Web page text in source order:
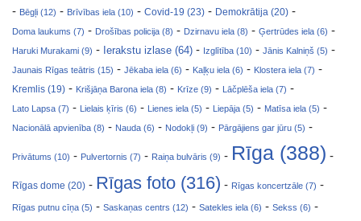
- Bēgļi (12) - Brīvības iela (10) - Covid-19 (23) - Demokrātija (20) -
Doma laukums (7) - Drošības policija (8) - Dzirnavu iela (8) - Ģertrūdes iela (6) -
Haruki Murakami (9) - Ierakstu izlase (64) - Izglītība (10) - Jānis Kalniņš (5) -
Jaunais Rīgas teātris (15) - Jēkaba iela (6) - Kaļķu iela (6) - Klostera iela (7) -
Kremlis (19) - Krišjāņa Barona iela (8) - Krīze (9) - Lāčplēša iela (7) -
Lato Lapsa (7) - Lielais ķīris (6) - Lienes iela (5) - Liepāja (5) - Matīsa iela (5) -
Nacionālā apvienība (8) - Nauda (6) - Nodokļi (9) - Pārgājiens gar jūru (5) -
Privātums (10) - Pulvertornis (7) - Raiņa bulvāris (9) - Rīga (388) -
Rīgas dome (20) - Rīgas foto (316) - Rīgas koncertzāle (7) -
Rīgas putnu cīņa (5) - Saskaņas centrs (12) - Satekles iela (6) - Sekss (6) -